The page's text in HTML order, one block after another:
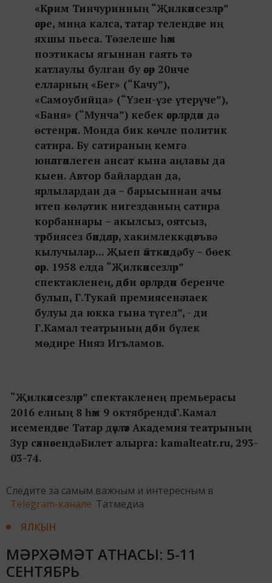
«Кәрим Тинчуринның “Җилкәнсезләр”
әсәре, миңа калса, татар телендәге иң
яхшы пьеса. Төзелеше һәм
поэтикасы ягыннан гаять тә
катлаулы булган бу әсәр 20нче
елларның «Бег» (“Качу”),
«Самоубийца» (“Үзен-үзе үтерүче”),
«Баня» (“Мунча”) кебек әсәрләрдән дә
өстенрәк. Монда бик көчле политик
сатира. Бу сатираның кемгә
юнәлгәнлеген ансат кына аңлавы да
кыен. Автор байлардан да,
ярлылардан да – барысыннан ачы
итеп көлә, тик нигездә аның сатира
корбаннары – акылсыз, оятсыз,
тәрбиясез бәндәләр, хакимлеккә дәгъвә
кылучылар... Җыеп әйткәндә, бу – бөек
әсәр. 1958 елда “Җилкәнсезләр”
спектакленең, әдәби әсәрләрдән беренче
булып, Г.Тукай премиясенә лаек
булуы да юкка гына түгел”, - ди
Г.Камал театрының әдәби бүлек
мөдире Нияз Игъламов.
“Җилкәнсезләр” спектакленең премьерасы
2016 елның 8 һәм 9 октябрендә Г.Камал
исемендәге Татар дәүләт Академия театрының
Зур сәхнәсендә. Билет алырга: kamalteatr.ru, 293-
03-74.
Следите за самым важным и интересным в
Telegram-канале Татмедиа
ЯЛКЫН
МӘРХӘМӘТ АТНАСЫ: 5-11
СЕНТЯБРЬ